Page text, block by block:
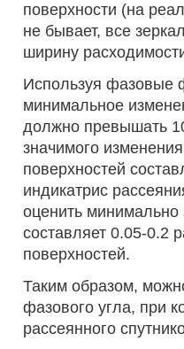
поверхности (на
не бывает, все
ширину
Используя фазовые
минимальное
должно превышать
значимого
поверхностей
индикатрис
оценить
составляет 0.05-0.2
поверхностей.
Таким образом,
фазового угла, при
рассеянного